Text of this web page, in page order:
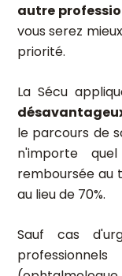
autre
vous serez
priorité.
La Sécu
le parcours de
n'importe
remboursée au
au lieu de 70%.
Sauf cas